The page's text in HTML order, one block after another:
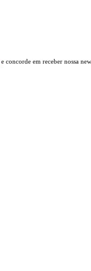
e concorde em receber nossa